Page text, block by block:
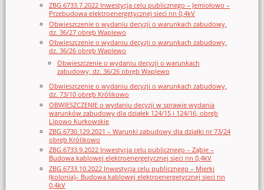
ZBG.6733.7.2022 Inwestycja celu publicznego – Jemiołowo –
Przebudowa elektroenergetycznej sieci nn 0,4kV
Obwieszczenie o wydaniu decyzji o warunkach zabudowy,
dz. 36/27 obręb Waplewo
Obwieszczenie o wydaniu decyzji o warunkach zabudowy,
dz. 36/26 obręb Waplewo
Obwieszczenie o wydaniu decyzji o warunkach
zabudowy, dz. 36/26 obręb Waplewo
Obwieszczenie o wydaniu decyzji o warunkach zabudowy,
dz. 73/10 obręb Królikowo
OBWIESZCZENIE o wydaniu decyzji w sprawie wydania
warunków zabudowy dla działek 124/15 i 124/16, obręb
Lipowo Kurkowskie
ZBG.6730.129.2021 – Warunki zabudowy dla działki nr 73/24
obręb Królikowo
ZBG.6733.9.2022 Inwestycja celu publicznego – Ząbie –
Budowa kablowej elektroenergetycznej sieci nn 0,4kV
ZBG.6733.10.2022 Inwestycja celu publicznego – Mierki
(kolonia)– Budowa kablowej elektroenergetycznej sieci nn
0,4kV